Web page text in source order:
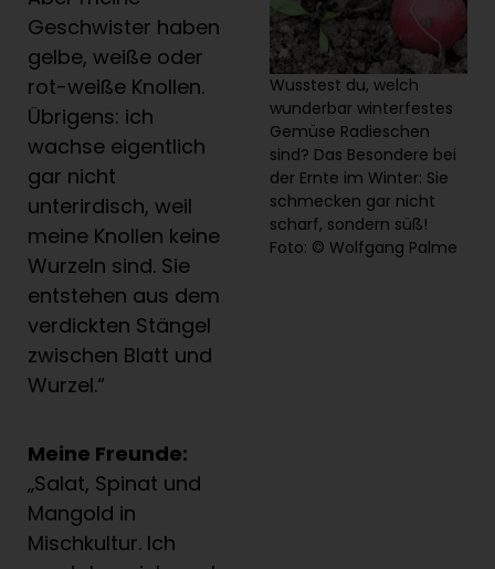
Geschwister haben
gelbe, weiße oder
rot-weiße Knollen.
Übrigens: ich
wachse eigentlich
gar nicht
unterirdisch, weil
meine Knollen keine
Wurzeln sind. Sie
entstehen aus dem
verdickten Stängel
zwischen Blatt und
Wurzel.“
Meine Freunde:
„Salat, Spinat und
Mangold in
Mischkultur. Ich
Wusstest du, welch
wunderbar winterfestes
Gemüse Radieschen
sind? Das Besondere bei
der Ernte im Winter: Sie
schmecken gar nicht
scharf, sondern süß!
Foto: © Wolfgang Palme